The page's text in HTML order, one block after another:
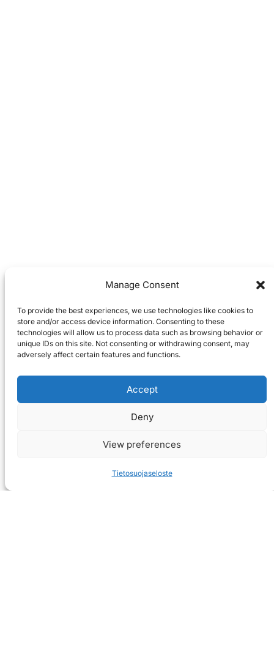
Manage Consent
To provide the best experiences, we use technologies like cookies to
store and/or access device information. Consenting to these
technologies will allow us to process data such as browsing behavior or
unique IDs on this site. Not consenting or withdrawing consent, may
adversely affect certain features and functions.
Accept
Deny
View preferences
Tietosuojaseloste